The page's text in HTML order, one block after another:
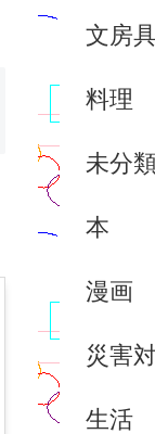
文房具
料理
未分
本
漫画
災害
生活